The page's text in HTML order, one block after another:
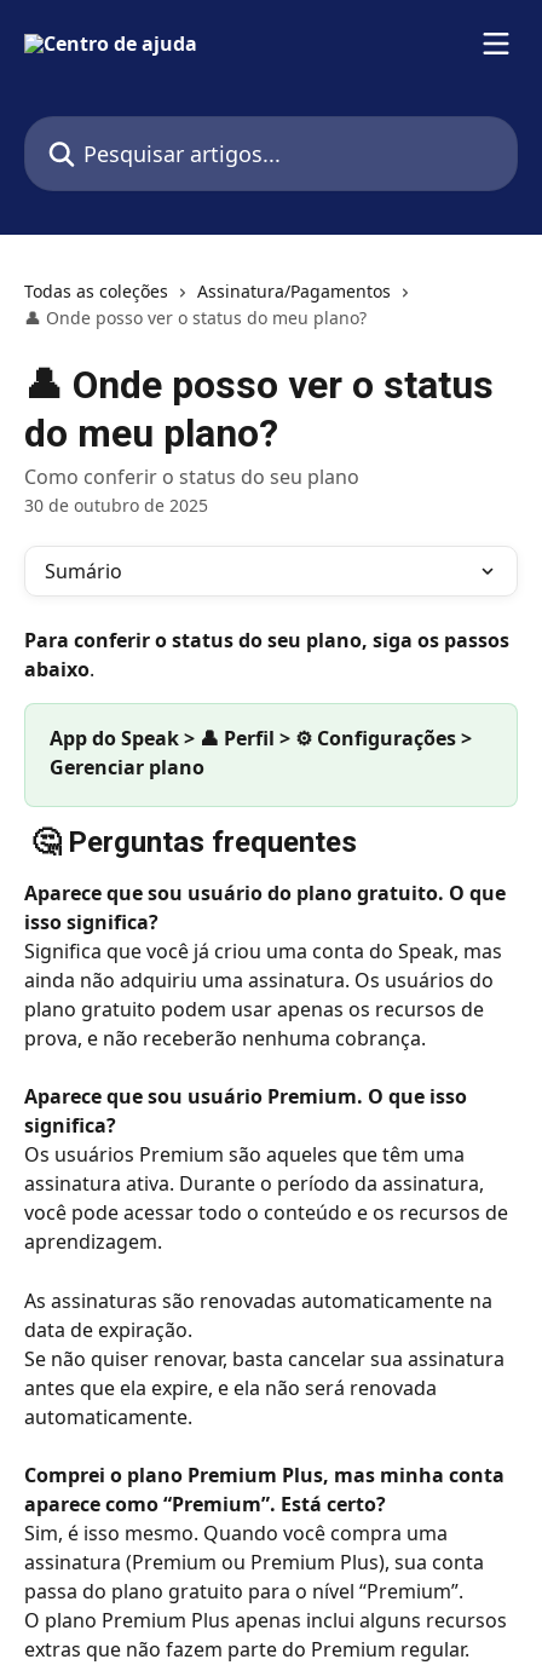
Pesquisar artigos...
Todas as coleções
Assinatura/Pagamentos
👤 Onde posso ver o status do meu plano?
👤 Onde posso ver o status
do meu plano?
Como conferir o status do seu plano
30 de outubro de 2025
Sumário
Para conferir o status do seu plano, siga os passos
abaixo.
App do Speak > 👤 Perfil > ⚙️ Configurações >
Gerenciar plano
🤔 Perguntas frequentes
Aparece que sou usuário do plano gratuito. O que
isso significa?
Significa que você já criou uma conta do Speak, mas
ainda não adquiriu uma assinatura. Os usuários do
plano gratuito podem usar apenas os recursos de
prova, e não receberão nenhuma cobrança.
Aparece que sou usuário Premium. O que isso
significa?
Os usuários Premium são aqueles que têm uma
assinatura ativa. Durante o período da assinatura,
você pode acessar todo o conteúdo e os recursos de
aprendizagem.
As assinaturas são renovadas automaticamente na
data de expiração.
Se não quiser renovar, basta cancelar sua assinatura
antes que ela expire, e ela não será renovada
automaticamente.
Comprei o plano Premium Plus, mas minha conta
aparece como “Premium”. Está certo?
Sim, é isso mesmo. Quando você compra uma
assinatura (Premium ou Premium Plus), sua conta
passa do plano gratuito para o nível “Premium”.
O plano Premium Plus apenas inclui alguns recursos
extras que não fazem parte do Premium regular.